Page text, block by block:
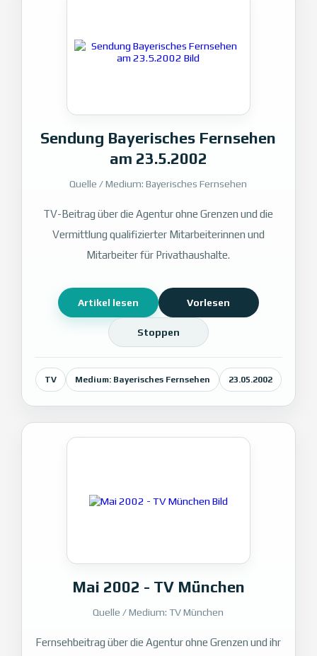
Sendung Bayerisches Fernsehen
am 23.5.2002
Quelle / Medium: Bayerisches Fernsehen
TV-Beitrag über die Agentur ohne Grenzen und die
Vermittlung qualifizierter Mitarbeiterinnen und
Mitarbeiter für Privathaushalte.
Artikel lesen Vorlesen
Stoppen
TV Medium: Bayerisches Fernsehen 23.05.2002
Mai 2002 - TV München
Quelle / Medium: TV München
Fernsehbeitrag über die Agentur ohne Grenzen und ihr